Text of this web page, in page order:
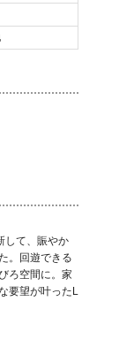
して、賑やか
。回遊できる
ろ空間に。家
要望が叶ったL